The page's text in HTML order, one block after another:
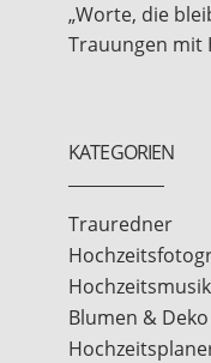
„Worte, die
Trauungen mit
KATEGORIEN
Trauredner
Hochzeitsmusik
Blumen & Deko